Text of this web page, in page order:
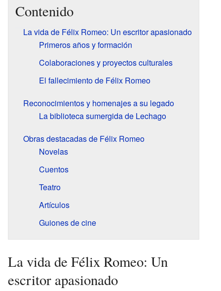
Contenido
La vida de Félix Romeo: Un escritor apasionado
Primeros años y formación
Colaboraciones y proyectos culturales
El fallecimiento de Félix Romeo
Reconocimientos y homenajes a su legado
La biblioteca sumergida de Lechago
Obras destacadas de Félix Romeo
Novelas
Cuentos
Teatro
Artículos
Guiones de cine
La vida de Félix Romeo: Un
escritor apasionado